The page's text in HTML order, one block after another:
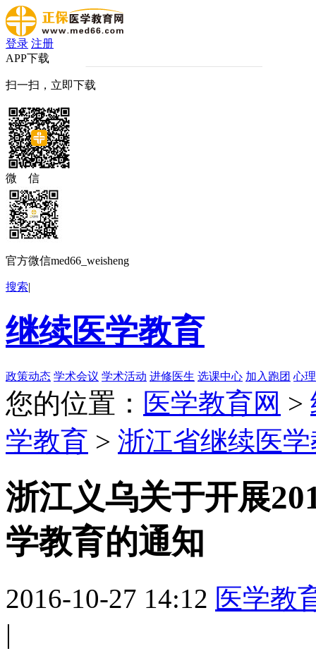
登录 注册
APP下载
扫一扫，立即下载
微 信
官方微信med66_weisheng
搜索|
继续医学教育
政策动态 学术会议 学术活动 进修医生 选课中心 加入跑团 心
您的位置： 医学教育网 >
学教育 > 浙江省继续医
浙江义乌关于开展
学教育的通知
2016-10-27 14:12 医学教
|